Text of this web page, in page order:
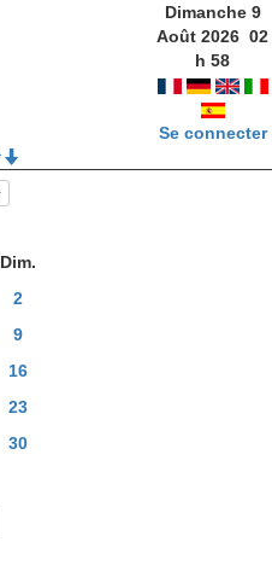
Dimanche 9
Août 2026 02
h58
Se connecter
Dim.
2
9
16
23
30